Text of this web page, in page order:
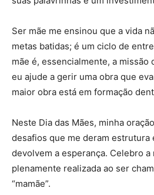
Ser mãe me ensinou que a vida
metas batidas; é um ciclo de
mãe é, essencialmente, a missão
eu ajude a gerir uma obra que
maior obra está em formação
Neste Dia das Mães, minha
desafios que me deram estrutura
devolvem a esperança. Celebro
plenamente realizada ao ser
“mamãe”.